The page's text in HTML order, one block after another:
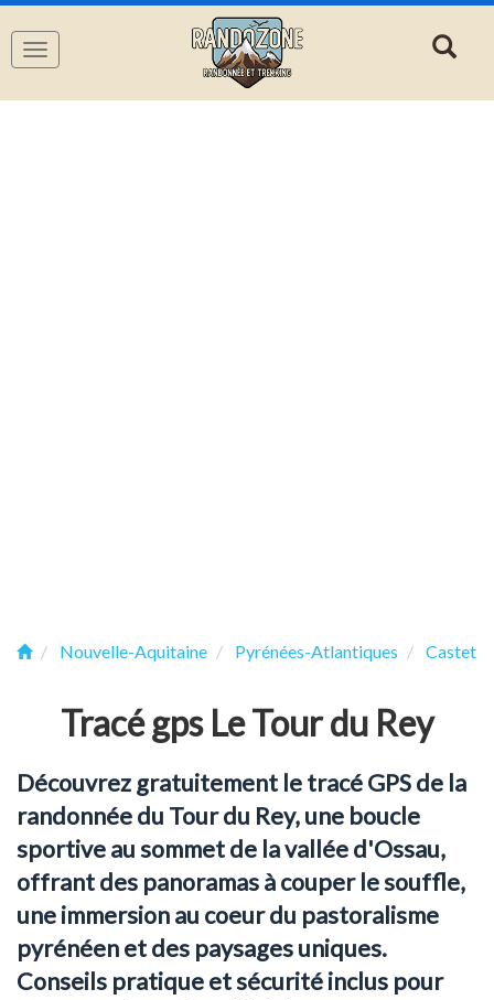
Navigation
Nouvelle-Aquitaine Pyrénées-Atlantiques Castet
Tracé gps Le Tour du Rey
Découvrez gratuitement le tracé GPS de la
randonnée du Tour du Rey, une boucle
sportive au sommet de la vallée d'Ossau,
offrant des panoramas à couper le souffle,
une immersion au coeur du pastoralisme
pyrénéen et des paysages uniques.
Conseils pratique et sécurité inclus pour